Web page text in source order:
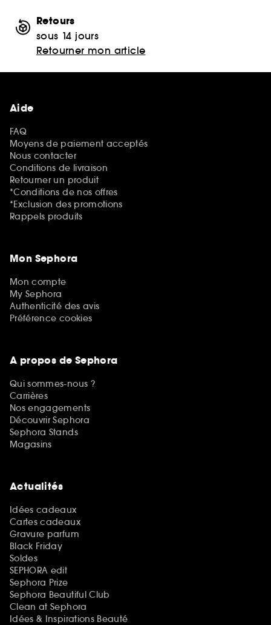
Retours
sous 14 jours
Retourner mon article
Aide
FAQ
Moyens de paiement acceptés
Nous contacter
Conditions de livraison
Retourner un produit
*Conditions de nos offres
*Exclusion des promotions
Rappels produits
Mon Sephora
Mon compte
My Sephora
Authenticité des avis
Préférence cookies
A propos de Sephora
Qui sommes-nous ?
Carrières
Nos engagements
Découvrir Sephora
Sephora Stands
Magasins
Actualités
Idées cadeaux
Cartes cadeaux
Gravure parfum
Black Friday
Soldes
SEPHORA edit
Sephora Prize
Sephora Beautiful Club
Clean at Sephora
Idées & Inspirations Beauté